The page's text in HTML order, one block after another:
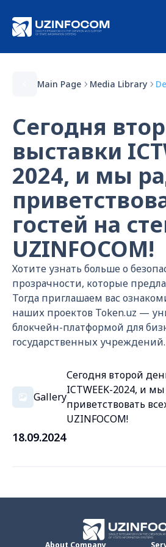
Main Page Media Library
Сегодня
выставки
2024, и мы
гостей на
UZINFOCOM!
Хотите узнать больше о
прозрачности, которые
Тогда приглашаем вас
наших проектов Token.uz —
блокчейн-платформой для
государственных учреждений.
Gallery
Сегодня второй
ICTWEEK-2024, и
приветствовать
UZINFOCOM!
18.09.2024